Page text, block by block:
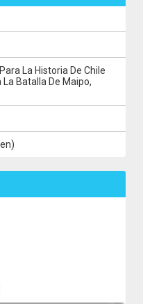
La Historia De Chile
La Batalla De Maipo,